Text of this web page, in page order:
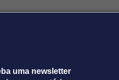
uma newsletter